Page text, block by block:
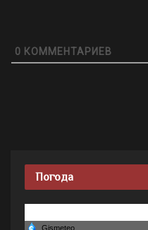
0 КОММЕНТАРИЕВ
Погода